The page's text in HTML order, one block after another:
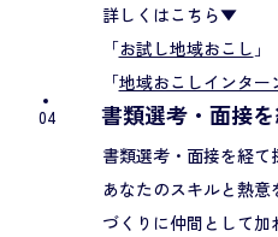
詳しくはこちら▼
「お試し地域おこし 」
「地域おこしインター
書類選考・面接
書類選考・面接を経て
あなたのスキルと熱
づくりに仲間として加
04